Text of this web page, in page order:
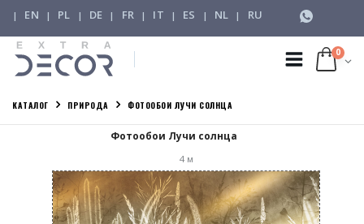
| EN | PL | DE | FR | IT | ES | NL | RU
0
КАТАЛОГ ПРИРОДА ФОТООБОИ ЛУЧИ СОЛНЦА
Фотообои Лучи солнца
4м